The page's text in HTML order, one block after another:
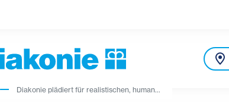
Diakonie plädiert für realistischen, human...